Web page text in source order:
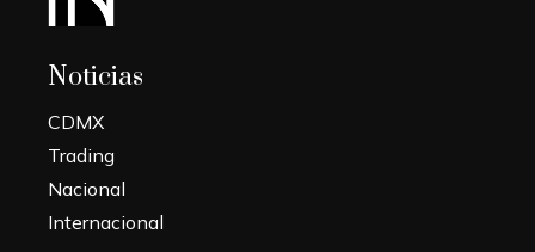
Noticias
CDMX
Trading
Nacional
Internacional